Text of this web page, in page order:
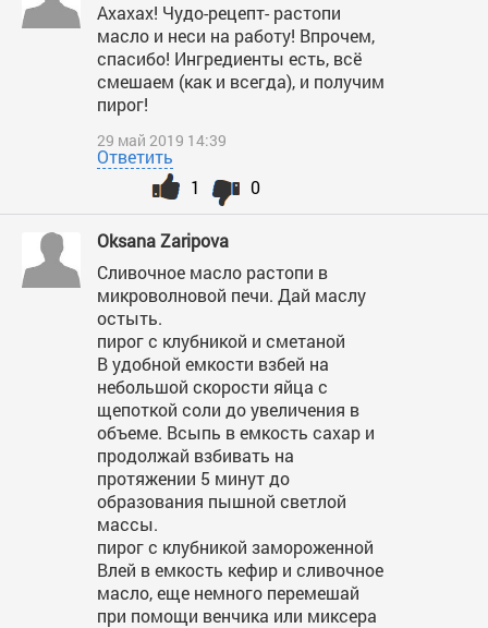
Ахахах! Чудо-рецепт- растопи
масло и неси на работу! Впрочем,
спасибо! Ингредиенты есть, всё
смешаем (как и всегда), и получим
пирог!
29 май 2019 14:39
Ответить
0
1
Oksana Zaripova
Сливочное масло растопи в
микроволновой печи. Дай маслу
остыть.
пирог с клубникой и сметаной
В удобной емкости взбей на
небольшой скорости яйца с
щепоткой соли до увеличения в
объеме. Всыпь в емкость сахар и
продолжай взбивать на
протяжении 5 минут до
образования пышной светлой
массы.
пирог с клубникой замороженной
Влей в емкость кефир и сливочное
масло, еще немного перемешай
при помощи венчика или миксера